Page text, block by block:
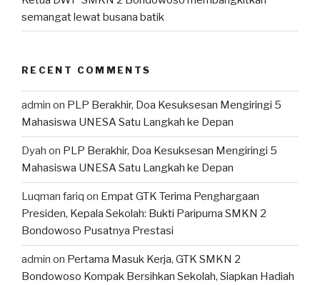
semangat lewat busana batik
RECENT COMMENTS
admin on PLP Berakhir, Doa Kesuksesan Mengiringi 5
Mahasiswa UNESA Satu Langkah ke Depan
Dyah on PLP Berakhir, Doa Kesuksesan Mengiringi 5
Mahasiswa UNESA Satu Langkah ke Depan
Luqman fariq on Empat GTK Terima Penghargaan
Presiden, Kepala Sekolah: Bukti Paripurna SMKN 2
Bondowoso Pusatnya Prestasi
admin on Pertama Masuk Kerja, GTK SMKN 2
Bondowoso Kompak Bersihkan Sekolah, Siapkan Hadiah